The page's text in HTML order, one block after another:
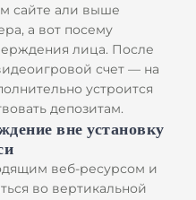
сайте али выше
а вот посему
лица. После
счет — на
устроится
депозитам.
вне установку
веб-ресурсом и
во вертикальной